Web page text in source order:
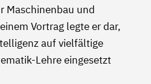
Maschinenbau und
Vortrag legte er dar,
auf vielfältige
Lehre eingesetzt